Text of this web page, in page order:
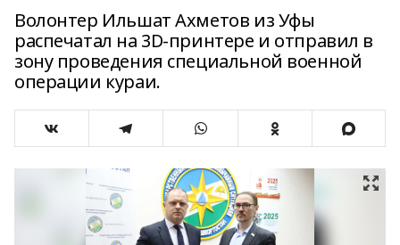
Волонтер Ильшат Ахметов из Уфы
распечатал на 3D-принтере и отправил в
зону проведения специальной военной
операции кураи.